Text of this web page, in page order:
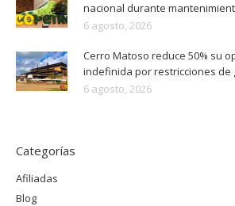
nacional durante
6 agosto, 2026
Cerro Matoso reduce 50% su
indefinida por restricciones de
6 agosto, 2026
Categorías
Afiliadas
Blog